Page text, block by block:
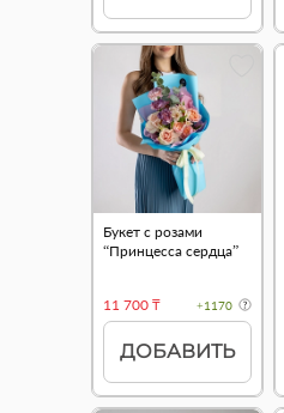
Букет с розами
“Принцесса сердца”
11 700 ₸ +1170
ДОБАВИТЬ